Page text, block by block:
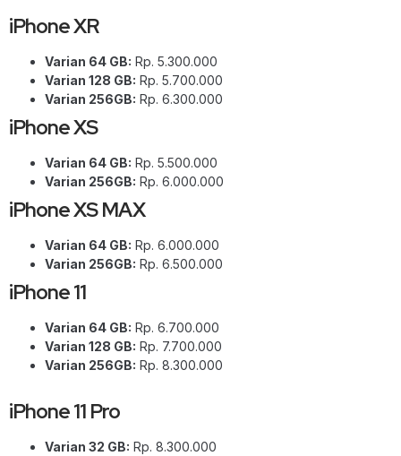
iPhone XR
Varian 64 GB: Rp. 5.300.000
Varian 128 GB: Rp. 5.700.000
Varian 256GB: Rp. 6.300.000
iPhone XS
Varian 64 GB: Rp. 5.500.000
Varian 256GB: Rp. 6.000.000
iPhone XS MAX
Varian 64 GB: Rp. 6.000.000
Varian 256GB: Rp. 6.500.000
iPhone 11
Varian 64 GB: Rp. 6.700.000
Varian 128 GB: Rp. 7.700.000
Varian 256GB: Rp. 8.300.000
iPhone 11 Pro
Varian 32 GB: Rp. 8.300.000